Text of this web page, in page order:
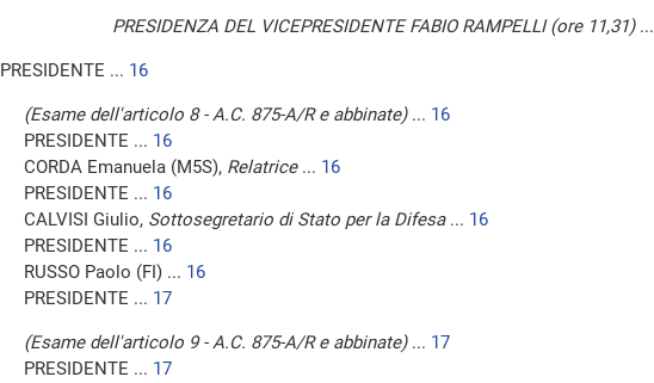
PRESIDENZA DEL VICEPRESIDENTE FABIO RAMPELLI (ore 11,31)...
PRESIDENTE ... 16
(Esame dell'articolo 8 - A.C. 875-A/R e abbinate)... 16
PRESIDENTE ... 16
CORDA Emanuela (M5S), Relatrice... 16
PRESIDENTE ... 16
CALVISI Giulio, Sottosegretario di Stato per la Difesa... 16
PRESIDENTE ... 16
RUSSO Paolo (FI) ... 16
PRESIDENTE ... 17
(Esame dell'articolo 9 - A.C. 875-A/R e abbinate)... 17
PRESIDENTE ... 17